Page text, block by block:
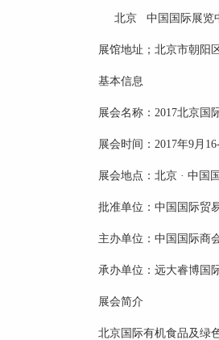
北京 中国国际展览
展馆地址；北京市朝阳
基本信息
展会名称：2017北京国
展会时间：2017年9月
展会地点：北京 · 中国
批准单位：中国国际贸
主办单位：中国国际
承办单位：远大睿博国
展会简介
北京国际有机食品及绿